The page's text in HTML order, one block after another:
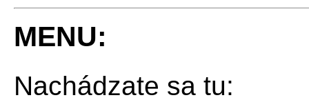
MENU:
Nachádzate sa tu: